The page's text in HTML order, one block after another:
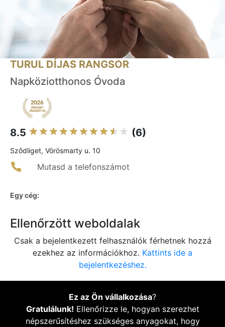
TURUL DÍJAS RANGSOR
Napköziotthonos Óvoda
8.5 (6)
Sződliget, Vörösmarty u. 10
Mutasd a telefonszámot
Egy cég:
Ellenőrzött weboldalak
Csak a bejelentkezett felhasználók férhetnek hozzá
ezekhez az információkhoz. Kattints ide a
bejelentkezéshez.
Ez az Ön vállalkozása?
Gratulálunk! Ellenőrizze le, hogyan szerezhet
népszerűsítéshez szükséges anyagokat, hogy